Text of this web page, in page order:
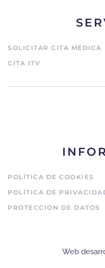
SOLICITAR CITA MÉDICA
CITA ITV
POLÍTICA DE COOKIES
POLÍTICA DE
PROTECCIÓN DE DATOS
Web